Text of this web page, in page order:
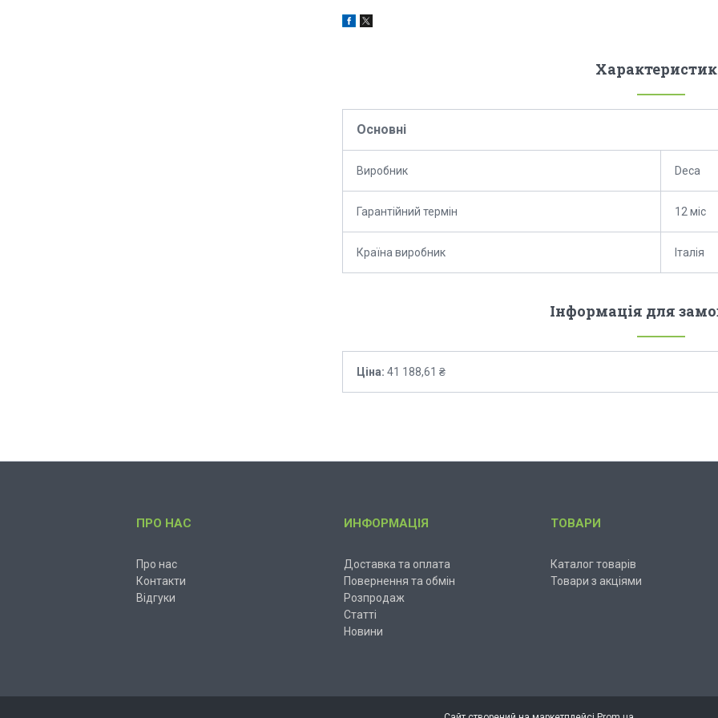
Основні
Виробник Deca
Гарантійний термін 12 міс
Країна виробник Італія
Інформація для
Ціна: 41 188,61 ₴
ПРО НАС
Про нас
Контакти
Відгуки
ИНФОРМАЦІЯ
Доставка та оплата
Повернення та обмін
Розпродаж
Статті
Новини
ТОВАРИ
Каталог товарів
Товари з акціями